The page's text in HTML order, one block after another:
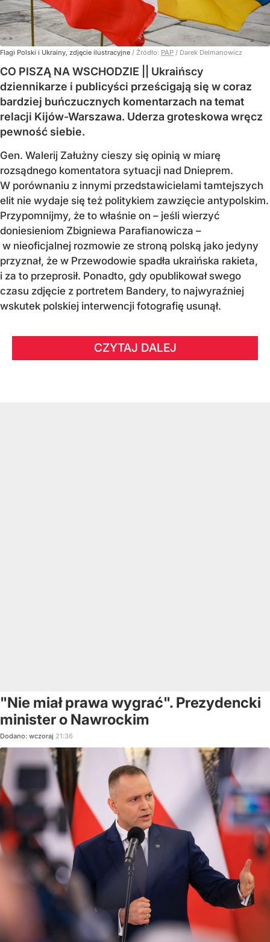
Flagi Polski i Ukrainy, zdjęcie ilustracyjne / Źródło: PAP / Darek Delmanowicz
CO PISZĄ NA WSCHODZIE || Ukraińscy
dziennikarze i publicyści prześcigają się w coraz
bardziej buńczucznych komentarzach na temat
relacji Kijów-Warszawa. Uderza groteskowa wręcz
pewność siebie.
Gen. Walerij Załużny cieszy się opinią w miarę
rozsądnego komentatora sytuacji nad Dnieprem.
W porównaniu z innymi przedstawicielami tamtejszych
elit nie wydaje się też politykiem zawzięcie antypolskim.
Przypomnijmy, że to właśnie on – jeśli wierzyć
doniesieniom Zbigniewa Parafianowicza –
w nieoficjalnej rozmowie ze stroną polską jako jedyny
przyznał, że w Przewodowie spadła ukraińska rakieta,
i za to przeprosił. Ponadto, gdy opublikował swego
czasu zdjęcie z portretem Bandery, to najwyraźniej
wskutek polskiej interwencji fotografię usunął.
CZYTAJ DALEJ
"Nie miał prawa wygrać". Prezydencki
minister o Nawrockim
Dodano: wczoraj 21:36